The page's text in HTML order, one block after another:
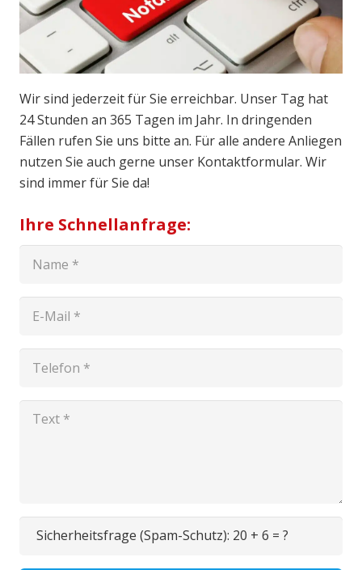
Wir sind jederzeit für Sie erreichbar. Unser Tag hat
24 Stunden an 365 Tagen im Jahr. In dringenden
Fällen rufen Sie uns bitte an. Für alle andere Anliegen
nutzen Sie auch gerne unser Kontaktformular. Wir
sind immer für Sie da!
Ihre Schnellanfrage:
Sicherheitsfrage (Spam-Schutz): 20 + 6 = ?